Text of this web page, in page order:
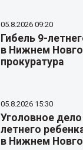
05.8.2026 09:20
Гибель 9-
в Нижнем
прокуратура
05.8.2026 15:30
Уголовное
летнего
в Нижнем